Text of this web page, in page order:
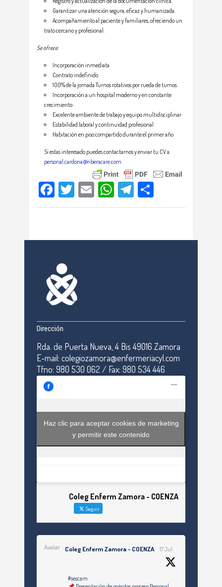
Garantizar una atención segura, eficaz y humanizada.
Acompañamiento al paciente y familiares, ofreciendo un
trato cercano y profesional.
Se ofrece:
Incorporación inmediata
Contrato indefinido
100% de la jornada Turnos rotativos por rueda de turnos
Incorporación a un hospital moderno y en constante
crecimiento
Excelente ambiente de trabajo y equipo multidisciplinar
Estabilidad laboral y continuidad profesional
Habitación en piso compartido durante el primer año
Si estas interesado puedes contactarnos y enviar tu CV a.
personal.cardona@riberacare.com
Facebook
TwitterEmailWhatsApp
Telegram
Dirección
Rda. de Puerta Nueva, 4 Bis 49016 Zamora
E-mail: colegiozamora@enfermeriacyl.com
Tfno: 980 530 062 / Fax: 980 534 446
Haz clic para aceptar cookies de marketing
y permitir este contenido
Coleg Enferm Zamora - COENZA
Seguir
Avatar Coleg Enferm Zamora - COENZA 17 Jul
#sescam